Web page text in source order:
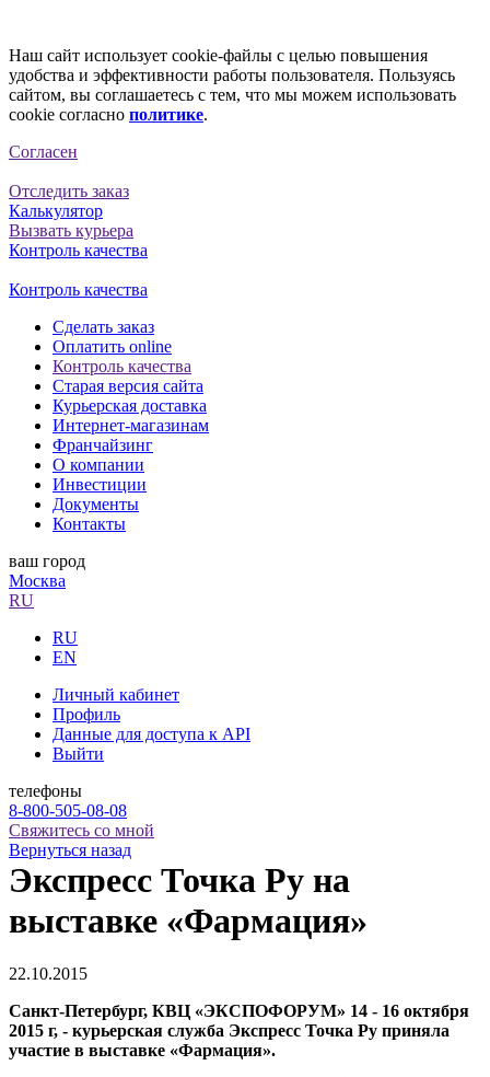
Наш сайт использует cookie-файлы с целью повышения
удобства и эффективности работы пользователя. Пользуясь
сайтом, вы соглашаетесь с тем, что мы можем использовать
cookie согласно политике.
Согласен
Отследить заказ
Калькулятор
Вызвать курьера
Контроль качества
Контроль качества
Сделать заказ
Оплатить online
Контроль качества
Старая версия сайта
Курьерская доставка
Интернет-магазинам
Франчайзинг
О компании
Инвестиции
Документы
Контакты
ваш город
Москва
RU
RU
EN
Личный кабинет
Профиль
Данные для доступа к API
Выйти
телефоны
8-800-505-08-08
Свяжитесь со мной
Вернуться назад
Экспресс Точка Ру на
выставке «Фармация»
22.10.2015
Санкт-Петербург, КВЦ «ЭКСПОФОРУМ» 14 - 16 октября
2015 г, - курьерская служба Экспресс Точка Ру приняла
участие в выставке «Фармация».